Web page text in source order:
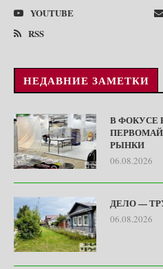
YOUTUBE
RSS
НЕДАВНИЕ ЗАМЕТКИ
В ФОКУСЕ
РЫНКИ
06.08.2026
ДЕЛО —
06.08.2026